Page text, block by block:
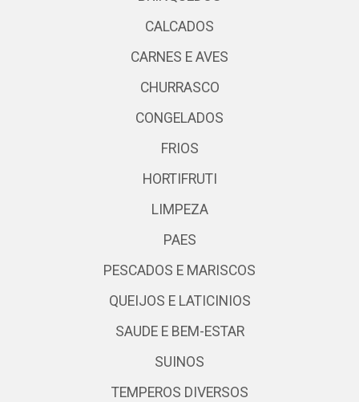
CALCADOS
CARNES E AVES
CHURRASCO
CONGELADOS
FRIOS
HORTIFRUTI
LIMPEZA
PAES
PESCADOS E MARISCOS
QUEIJOS E LATICINIOS
SAUDE E BEM-ESTAR
SUINOS
TEMPEROS DIVERSOS